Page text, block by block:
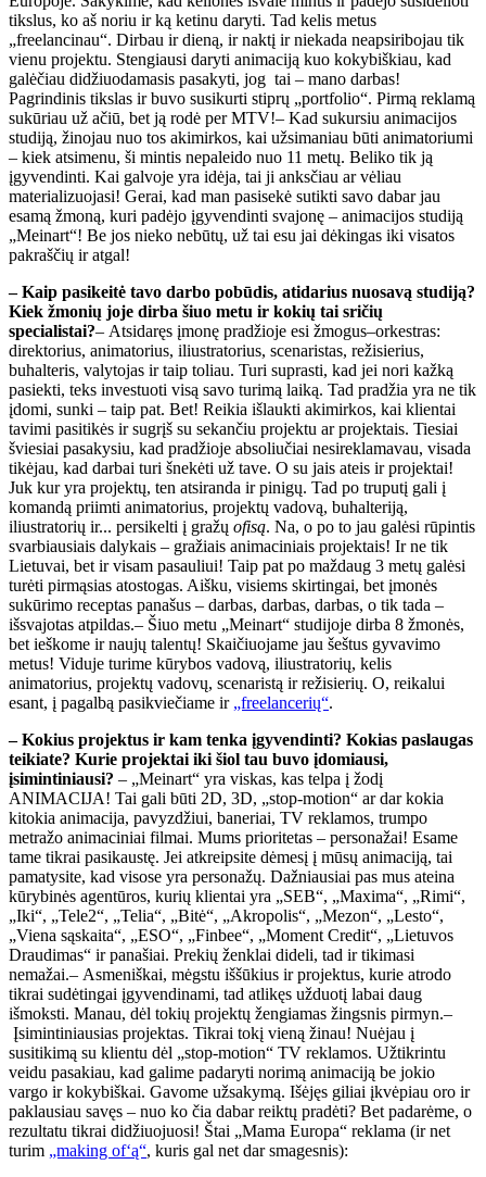
tikslus, ko aš noriu ir ką ketinu daryti. Tad kelis metus
„freelancinau“. Dirbau ir dieną, ir naktį ir niekada neapsiribojau tik
vienu projektu. Stengiausi daryti animaciją kuo kokybiškiau, kad
galėčiau didžiuodamasis pasakyti, jog tai – mano darbas!
Pagrindinis tikslas ir buvo susikurti stiprų „portfolio“. Pirmą reklamą
sukūriau už ačiū, bet ją rodė per MTV!– Kad sukursiu animacijos
studiją, žinojau nuo tos akimirkos, kai užsimaniau būti animatoriumi
– kiek atsimenu, ši mintis nepaleido nuo 11 metų. Beliko tik ją
įgyvendinti. Kai galvoje yra idėja, tai ji anksčiau ar vėliau
materializuojasi! Gerai, kad man pasisekė sutikti savo dabar jau
esamą žmoną, kuri padėjo įgyvendinti svajonę – animacijos studiją
„Meinart“! Be jos nieko nebūtų, už tai esu jai dėkingas iki visatos
pakraščių ir atgal!
– Kaip pasikeitė tavo darbo pobūdis, atidarius nuosavą studiją?
Kiek žmonių joje dirba šiuo metu ir kokių tai sričių
specialistai?– Atsidaręs įmonę pradžioje esi žmogus–orkestras:
direktorius, animatorius, iliustratorius, scenaristas, režisierius,
buhalteris, valytojas ir taip toliau. Turi suprasti, kad jei nori kažką
pasiekti, teks investuoti visą savo turimą laiką. Tad pradžia yra ne tik
įdomi, sunki – taip pat. Bet! Reikia išlaukti akimirkos, kai klientai
tavimi pasitikės ir sugrįš su sekančiu projektu ar projektais. Tiesiai
šviesiai pasakysiu, kad pradžioje absoliučiai nesireklamavau, visada
tikėjau, kad darbai turi šnekėti už tave. O su jais ateis ir projektai!
Juk kur yra projektų, ten atsiranda ir pinigų. Tad po truputį gali į
komandą priimti animatorius, projektų vadovą, buhalteriją,
iliustratorių ir... persikelti į gražų ofisą. Na, o po to jau galėsi rūpintis
svarbiausiais dalykais – gražiais animaciniais projektais! Ir ne tik
Lietuvai, bet ir visam pasauliui! Taip pat po maždaug 3 metų galėsi
turėti pirmąsias atostogas. Aišku, visiems skirtingai, bet įmonės
sukūrimo receptas panašus – darbas, darbas, darbas, o tik tada –
išsvajotas atpildas.– Šiuo metu „Meinart“ studijoje dirba 8 žmonės,
bet ieškome ir naujų talentų! Skaičiuojame jau šeštus gyvavimo
metus! Viduje turime kūrybos vadovą, iliustratorių, kelis
animatorius, projektų vadovų, scenaristą ir režisierių. O, reikalui
esant, į pagalbą pasikviečiame ir „freelancerių“.
– Kokius projektus ir kam tenka įgyvendinti? Kokias paslaugas
teikiate? Kurie projektai iki šiol tau buvo įdomiausi,
įsimintiniausi? – „Meinart“ yra viskas, kas telpa į žodį
ANIMACIJA! Tai gali būti 2D, 3D, „stop-motion“ ar dar kokia
kitokia animacija, pavyzdžiui, baneriai, TV reklamos, trumpo
metražo animaciniai filmai. Mums prioritetas – personažai! Esame
tame tikrai pasikaustę. Jei atkreipsite dėmesį į mūsų animaciją, tai
pamatysite, kad visose yra personažų. Dažniausiai pas mus ateina
kūrybinės agentūros, kurių klientai yra „SEB“, „Maxima“, „Rimi“,
„Iki“, „Tele2“, „Telia“, „Bitė“, „Akropolis“, „Mezon“, „Lesto“,
„Viena sąskaita“, „ESO“, „Finbee“, „Moment Credit“, „Lietuvos
Draudimas“ ir panašiai. Prekių ženklai dideli, tad ir tikimasi
nemažai.– Asmeniškai, mėgstu iššūkius ir projektus, kurie atrodo
tikrai sudėtingai įgyvendinami, tad atlikęs užduotį labai daug
išmoksti. Manau, dėl tokių projektų žengiamas žingsnis pirmyn.–
Įsimintiniausias projektas. Tikrai tokį vieną žinau! Nuėjau į
susitikimą su klientu dėl „stop-motion“ TV reklamos. Užtikrintu
veidu pasakiau, kad galime padaryti norimą animaciją be jokio
vargo ir kokybiškai. Gavome užsakymą. Išėjęs giliai įkvėpiau oro ir
paklausiau savęs – nuo ko čia dabar reiktų pradėti? Bet padarėme, o
rezultatu tikrai didžiuojuosi! Štai „Mama Europa“ reklama (ir net
turim „making of‘ą“, kuris gal net dar smagesnis):